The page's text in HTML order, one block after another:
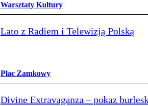
Warsztaty Kultury
Lato z Radiem i Telewizją Polską
Plac Zamkowy
Divine Extravaganza – pokaz